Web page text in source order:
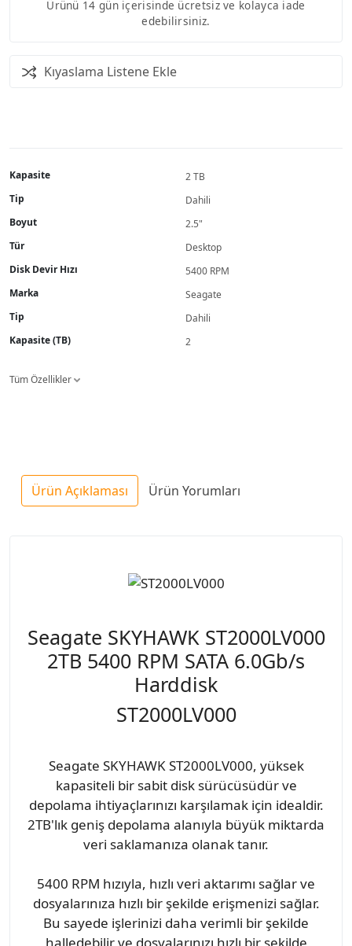
Ürünü 14 gün içerisinde ücretsiz ve kolayca iade
edebilirsiniz.
Kıyaslama Listene Ekle
Kapasite
2 TB
Tip
Dahili
Boyut
2.5"
Tür
Desktop
Disk Devir Hızı
5400 RPM
Marka
Seagate
Tip
Dahili
Kapasite (TB)
2
Tüm Özellikler
Ürün Açıklaması Ürün Yorumları
Seagate SKYHAWK ST2000LV000
2TB 5400 RPM SATA 6.0Gb/s
Harddisk
ST2000LV000
Seagate SKYHAWK ST2000LV000, yüksek
kapasiteli bir sabit disk sürücüsüdür ve
depolama ihtiyaçlarınızı karşılamak için idealdir.
2TB'lık geniş depolama alanıyla büyük miktarda
veri saklamanıza olanak tanır.
5400 RPM hızıyla, hızlı veri aktarımı sağlar ve
dosyalarınıza hızlı bir şekilde erişmenizi sağlar.
Bu sayede işlerinizi daha verimli bir şekilde
halledebilir ve dosyalarınızı hızlı bir şekilde